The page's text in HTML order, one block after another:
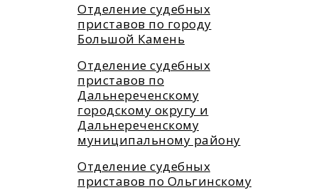
Отделение судебных
приставов по городу
Большой Камень
Отделение судебных
приставов по
Дальнереченскому
городскому округу и
Дальнереченскому
муниципальному району
Отделение судебных
приставов по Ольгинскому